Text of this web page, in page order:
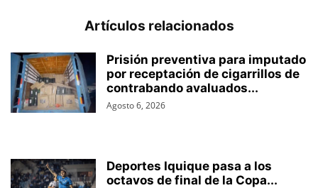
Artículos relacionados
Prisión preventiva para imputado
por receptación de cigarrillos de
contrabando avaluados...
Agosto 6, 2026
Deportes Iquique pasa a los
octavos de final de la Copa...